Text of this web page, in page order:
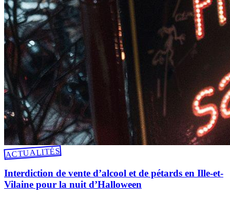
ACTUALITÉS
Interdiction de vente d’alcool et de pétards en Ille-et-
Vilaine pour la nuit d’Halloween